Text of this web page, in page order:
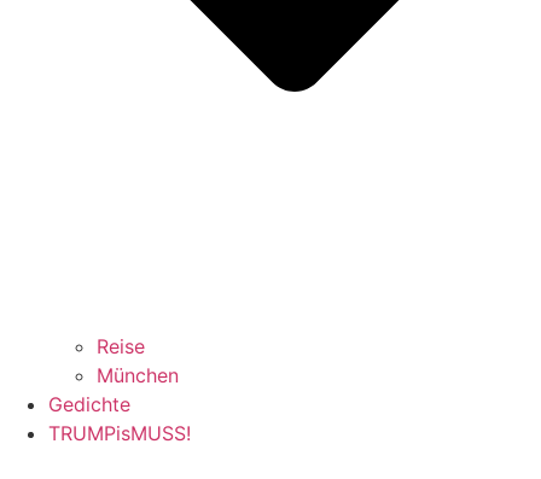
Reise
München
Gedichte
TRUMPisMUSS!